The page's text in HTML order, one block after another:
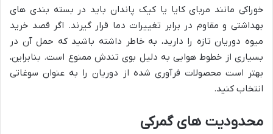
خوراکی مانند مربای کایا یا کیک پاندان باید در بسته بندی های
بهداشتی و مقاوم در برابر تغییرات دما قرار گیرند. اگر قصد خرید
میوه دوریان تازه را دارید، به خاطر داشته باشید که حمل آن در
بسیاری از خطوط هوایی به دلیل بوی تندش ممنوع است. بنابراین،
بهتر است محصولات فرآوری شده از دوریان را به عنوان سوغاتی
انتخاب کنید.
محدودیت های گمرکی